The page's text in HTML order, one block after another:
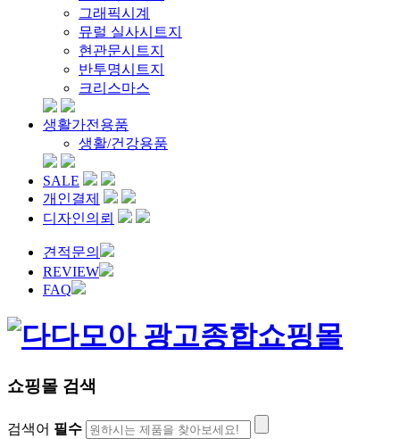
그래픽시계
뮤럴 실사시트지
현관문시트지
반투명시트지
크리스마스
생활가전용품
생활/건강용품
SALE
개인결제
디자인의뢰
견적문의
REVIEW
FAQ
쇼핑몰 검색
검색어 필수